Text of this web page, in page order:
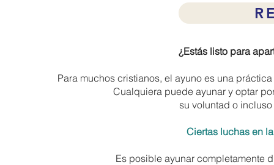
¿Estás listo para
Para muchos cristianos, el ayuno es una
Cualquiera puede ayunar y optar
su voluntad o
Ciertas luchas en
Es posible ayunar completamente